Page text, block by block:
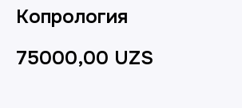
Копрология
75000,00 UZS